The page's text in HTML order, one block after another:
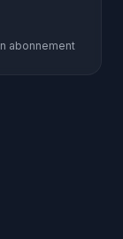
abonnement